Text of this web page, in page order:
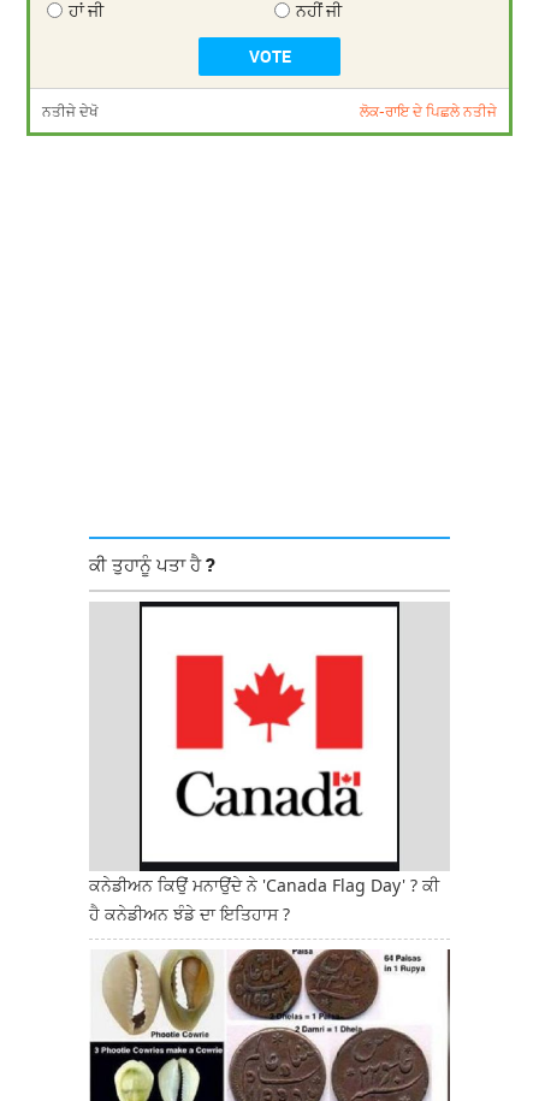
ਹਾਂ ਜੀ ਨਹੀਂ ਜੀ
ਨਤੀਜੇ ਦੇਖੋ ਲੋਕ-ਰਾਇ ਦੇ ਪਿਛਲੇ ਨਤੀਜੇ
ਕੀ ਤੁਹਾਨੂੰ ਪਤਾ ਹੈ ?
ਕਨੇਡੀਅਨ ਕਿਉਂ ਮਨਾਉਂਦੇ ਨੇ 'Canada Flag Day' ? ਕੀ
ਹੈ ਕਨੇਡੀਅਨ ਝੰਡੇ ਦਾ ਇਤਿਹਾਸ ?